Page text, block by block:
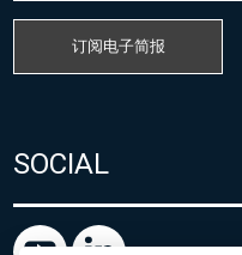
订阅电子简报
SOCIAL